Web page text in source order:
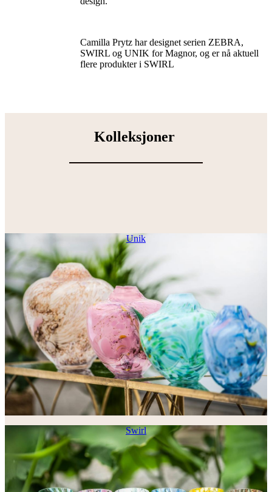
Camilla Prytz har designet serien ZEBRA,
SWIRL og UNIK for Magnor, og er nå aktuell
flere produkter i SWIRL
Kolleksjoner
Unik
Swirl